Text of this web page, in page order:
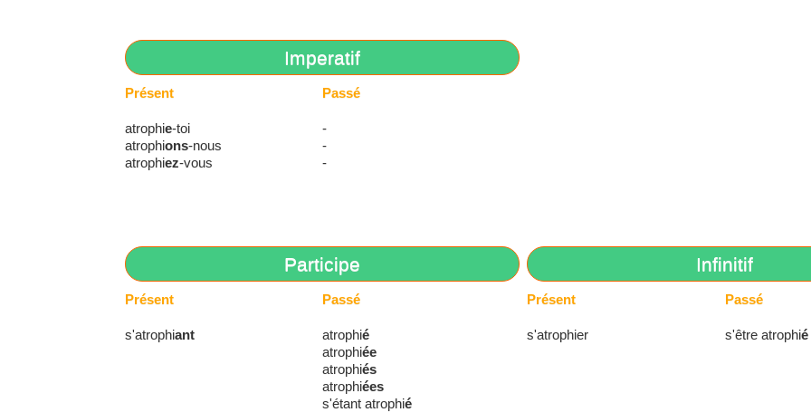
Imperatif
Présent
atrophie-toi
atrophions-nous
atrophiez-vous
Passé
-
-
-
Participe
Présent
s'atrophiant
Passé
atrophié
atrophiée
atrophiés
atrophiées
s'étant atrophié
Infinitif
Présent
s'atrophier
Passé
s'être atrophié